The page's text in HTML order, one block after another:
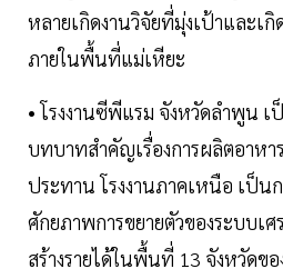
หลายเกิดงานวิจัยที่มุ่งเป้าและเ
ภายในพื้นที่แม่เหียะ
• โรงงานซีพีแรม จังหวัดลำพูน
บทบาทสำคัญเรื่องการผลิตอาห
ประทาน โรงงานภาคเหนือ เป็น
ศักยภาพการขยายตัวของระบบเ
สร้างรายได้ในพื้นที่ 13 จังหวัดข